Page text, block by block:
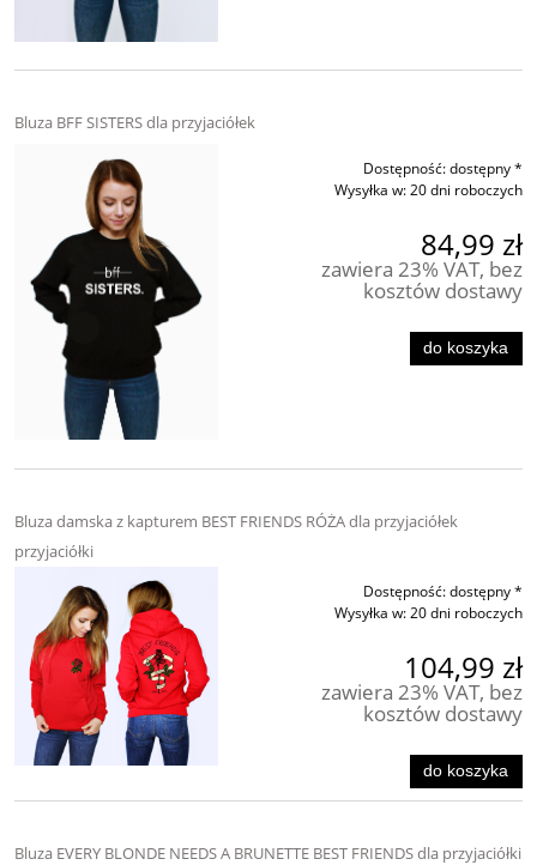
Bluza BFF SISTERS dla przyjaciółek
Dostępność:dostępny *
Wysyłka w:20 dni roboczych
84,99 zł
zawiera 23% VAT, bez
kosztów dostawy
do koszyka
Bluza damska z kapturem BEST FRIENDS RÓŻA dla przyjaciółek
przyjaciółki
Dostępność:dostępny *
Wysyłka w:20 dni roboczych
104,99 zł
zawiera 23% VAT, bez
kosztów dostawy
do koszyka
Bluza EVERY BLONDE NEEDS A BRUNETTE BEST FRIENDS dla przyjaciółki